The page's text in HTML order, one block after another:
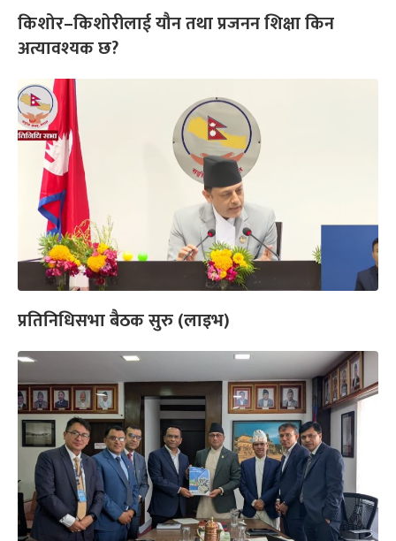
किशोर–किशोरीलाई यौन तथा प्रजनन शिक्षा किन
अत्यावश्यक छ?
प्रतिनिधिसभा बैठक सुरु (लाइभ)